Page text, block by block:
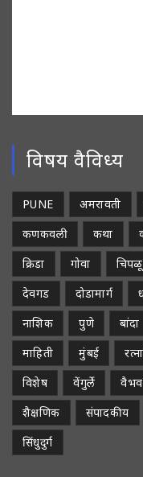
विषय वैविध्य
PUNE अमरावती
कणकवली
कथा
क्रिडा
गोवा
देवगड
दोडामार्ग
नाशिक
पुणे बांदा
माहिती
मुंबई
विशेष
वेंगुर्ले
शैक्षणिक
संपादकीय
सिंधुदुर्ग